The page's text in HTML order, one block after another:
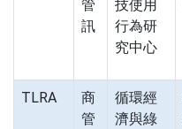
管
訊
技使用
行為研
究中心
TLRA
商
管
循環經
濟與綠